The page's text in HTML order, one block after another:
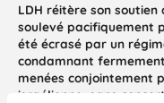
LDH réitère son soutien
soulevé pacifiquement
été écrasé par un
condamnant
menées conjointement
israélienne, sans